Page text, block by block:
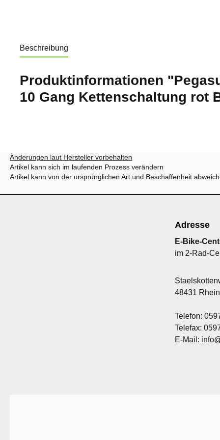
Beschreibung
Produktinformationen
10 Gang Kettenschaltung rot
Änderungen laut Hersteller vorbehalten
Artikel kann sich im laufenden Prozess verändern
Artikel kann von der ursprünglichen Art und Beschaffenheit
Adresse
E-Bike-
im 2-Rad-
48431
Telefon:
Telefax:
E-Mail: